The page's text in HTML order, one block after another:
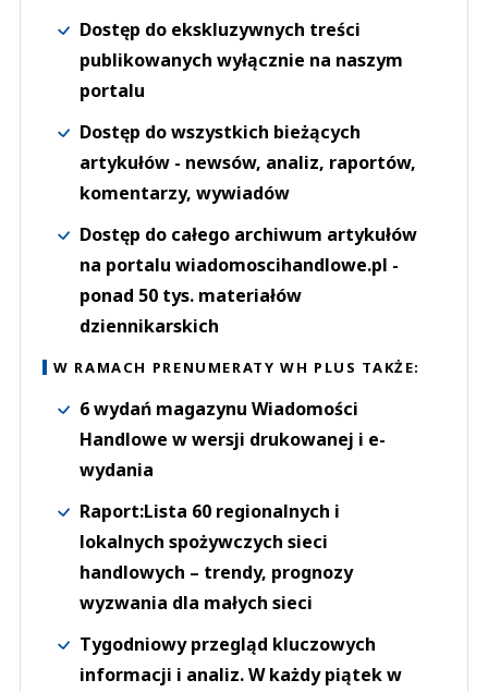
Dostęp do ekskluzywnych treści
publikowanych wyłącznie na naszym
portalu
Dostęp do wszystkich bieżących
artykułów - newsów, analiz, raportów,
komentarzy, wywiadów
Dostęp do całego archiwum artykułów
na portalu wiadomoscihandlowe.pl -
ponad 50 tys. materiałów
dziennikarskich
W RAMACH PRENUMERATY WH PLUS TAKŻE:
6 wydań magazynu Wiadomości
Handlowe w wersji drukowanej i e-
wydania
Raport:Lista 60 regionalnych i
lokalnych spożywczych sieci
handlowych – trendy, prognozy
wyzwania dla małych sieci
Tygodniowy przegląd kluczowych
informacji i analiz. W każdy piątek w